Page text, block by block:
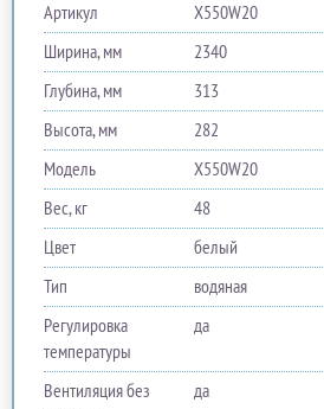
Артикул
X550W20
Ширина, мм
2340
Глубина, мм
313
Высота, мм
282
Модель
X550W20
Вес, кг
48
Цвет
белый
Тип
водяная
Регулировка
температуры
да
Вентиляция без
да